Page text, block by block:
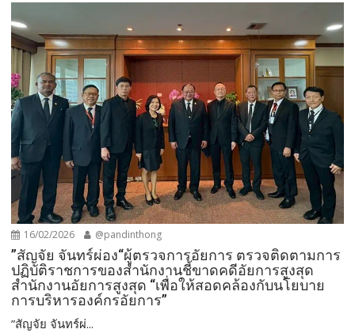
16/02/2026 @pandinthong
”สัญจัย จันทร์ผ่อง“ผู้ตรวจการอัยการ ตรวจติดตามการ
ปฏิบัติราชการของสำนักงานชี้ขาดคดีอัยการสูงสุด
สำนักงานอัยการสูงสุด “เพื่อให้สอดคล้องกับนโยบาย
การบริหารองค์กรอัยการ”
”สัญจัย จันทร์ผ่...